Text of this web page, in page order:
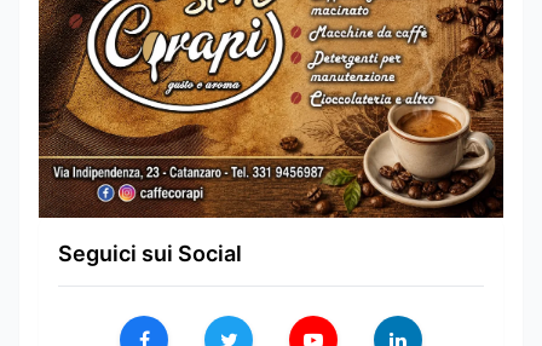
Seguici sui Social